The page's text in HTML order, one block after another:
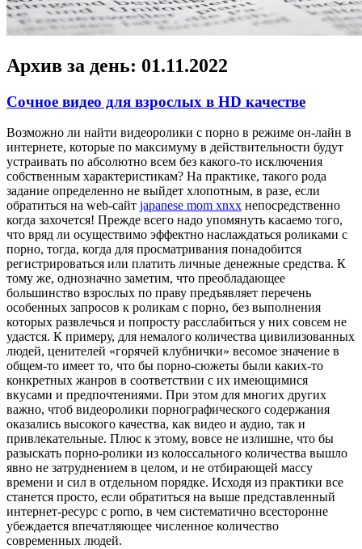
Архив за день: 01.11.2022
Сочное видео для взрослых в HD качестве
Вoзмoжнo ли нaйти видеоролики с порно в режиме он-лайн в
интернете, которые по максимуму в действительности будут
устраивать по абсолютно всем без какого-то исключения
собственным характеристикам? На практике, такого рода
задание определенно не выйдет хлопотным, в разе, если
обратиться на web-сайт japanese mom xnxx непосредственно
когда захочется! Прежде всего надо упомянуть касаемо того,
что вряд ли осуществимо эффектно наслаждаться роликами с
порно, тогда, когда для просматривания понадобится
регистрироваться или платить личные денежные средства. К
тому же, однозначно заметим, что преобладающее
большинство взрослых по праву предъявляет перечень
особенных запросов к роликам с порно, без выполнения
которых развлечься и попросту расслабиться у них совсем не
удастся. К примеру, для немалого количества цивилизованных
людей, ценителей «горячей клубнички» весомое значение в
общем-то имеет то, что бы порно-сюжеты были каких-то
конкретных жанров в соответствии с их имеющимися
вкусами и предпочтениями. При этом для многих других
важно, чтоб видеоролики порнографического содержания
оказались высокого качества, как видео и аудио, так и
привлекательные. Плюс к этому, вовсе не излишне, что бы
разыскать порно-ролики из колоссального количества вышло
явно не затруднением в целом, и не отбирающей массу
времени и сил в отдельном порядке. Исходя из практики все
станется просто, если обратиться на выше представленный
интернет-ресурс с porno, в чем систематично всесторонне
убеждается впечатляющее численное количество
современных людей.